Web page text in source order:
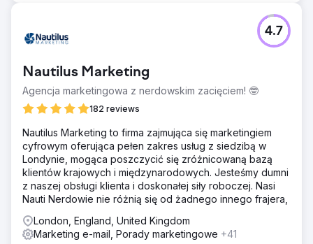
Nautilus Marketing
Agencja marketingowa z nerdowskim zacięciem! 🤓
182 reviews
4.7
Nautilus Marketing to firma zajmująca się marketingiem
cyfrowym oferująca pełen zakres usług z siedzibą w
Londynie, mogąca poszczycić się zróżnicowaną bazą
klientów krajowych i międzynarodowych. Jesteśmy dumni
z naszej obsługi klienta i doskonałej siły roboczej. Nasi
Nauti Nerdowie nie różnią się od żadnego innego frajera,
London, England, United Kingdom
Marketing e-mail, Porady marketingowe +41